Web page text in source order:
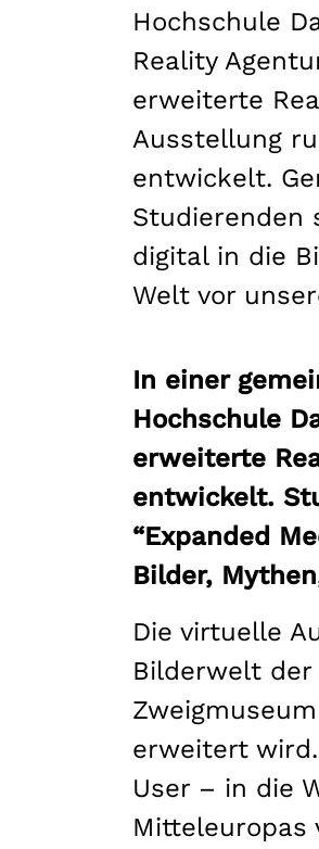
Hochschule
Reality
erweiterte
Ausstellung
entwickelt.
Studierenden
digital in die
Welt vor
In einer
Hochschule
erweiterte
entwickelt.
“Expanded
Bilder,
Die virtuelle
Bilderwelt der
erweitert
User – in die
Mitteleuropas